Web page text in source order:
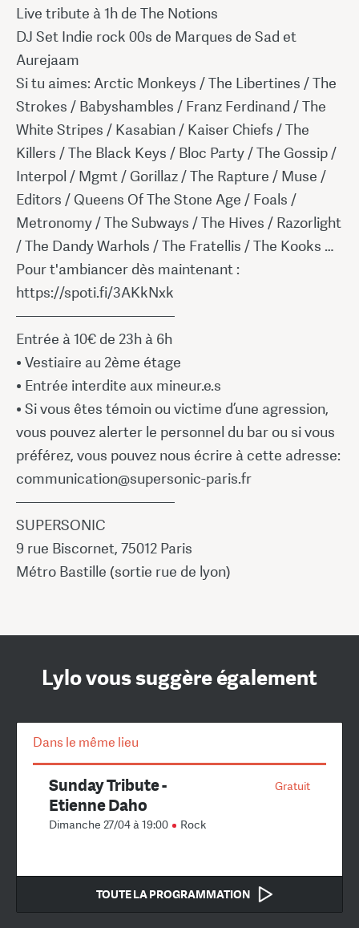
Live tribute à 1h de The Notions
DJ Set Indie rock 00s de Marques de Sad et
Aurejaam
Si tu aimes: Arctic Monkeys / The Libertines / The
Strokes / Babyshambles / Franz Ferdinand / The
White Stripes / Kasabian / Kaiser Chiefs / The
Killers / The Black Keys / Bloc Party / The Gossip /
Interpol / Mgmt / Gorillaz / The Rapture / Muse /
Editors / Queens Of The Stone Age / Foals /
Metronomy / The Subways / The Hives / Razorlight
/ The Dandy Warhols / The Fratellis / The Kooks …
Pour t'ambiancer dès maintenant :
https://spoti.fi/3AKkNxk
———————————
Entrée à 10€ de 23h à 6h
• Vestiaire au 2ème étage
• Entrée interdite aux mineur.e.s
• Si vous êtes témoin ou victime d’une agression,
vous pouvez alerter le personnel du bar ou si vous
préférez, vous pouvez nous écrire à cette adresse:
communication@supersonic-paris.fr
———————————
SUPERSONIC
9 rue Biscornet, 75012 Paris
Métro Bastille (sortie rue de lyon)
Lylo vous suggère également
Dans le même lieu
Gratuit
Sunday Tribute -
Etienne Daho
Dimanche 27/04 à 19:00 Rock
TOUTE LA PROGRAMMATION